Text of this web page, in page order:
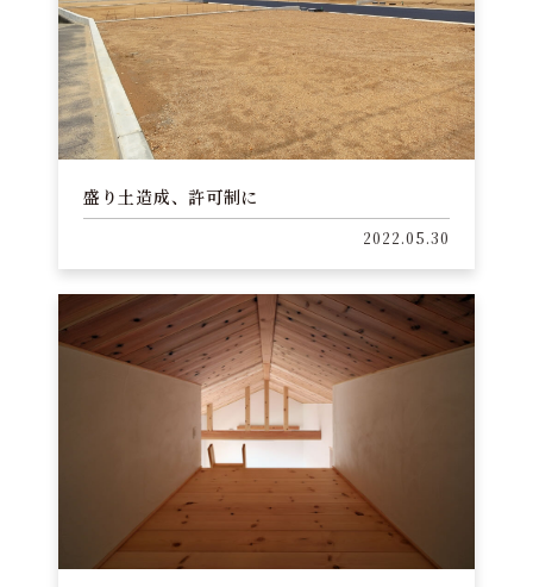
盛り土造成、許可制に
2022.05.30